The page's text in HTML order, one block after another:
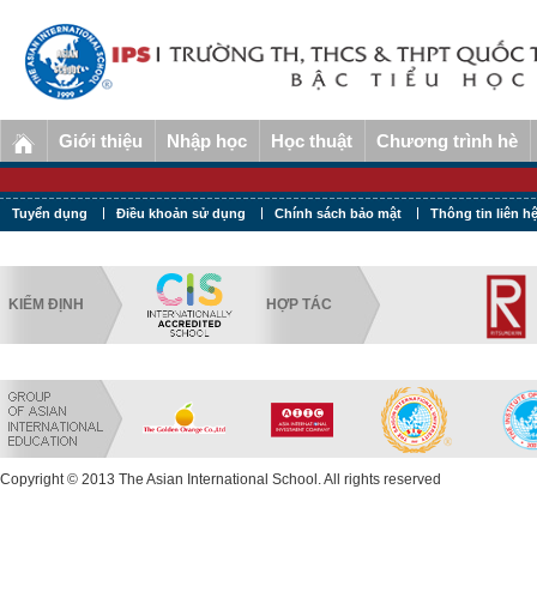
Giới thiệu Nhập học Học thuật Chương trình hè
Tuyển dụng Điều khoản sử dụng Chính sách bảo mật Thông tin liên hệ
KIỂM ĐỊNH HỢP TÁC
Copyright © 2013 The Asian International School. All rights reserved